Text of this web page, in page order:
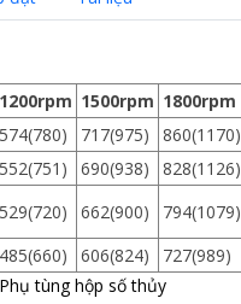
1200rpm 1500rpm 1800rpm
574(780) 717(975)
860(1170)
552(751) 690(938)
828(1126)
529(720) 662(900)
794(1079)
485(660) 606(824)
727(989)
Phụ tùng hộp số thủy